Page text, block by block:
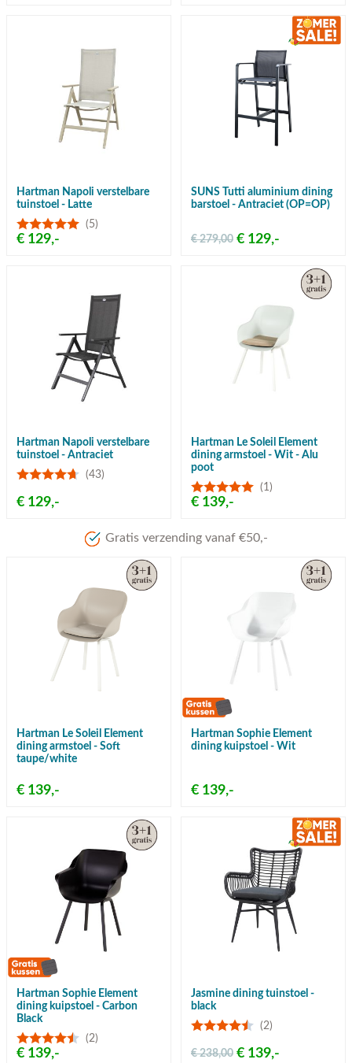
Hartman Napoli verstelbare
tuinstoel - Latte
(5)
€ 129,-
SUNS Tutti aluminium dining
barstoel - Antraciet (OP=OP)
€ 129,-
€ 279,00
Hartman Napoli verstelbare
tuinstoel - Antraciet
(43)
€ 129,-
Hartman Le Soleil Element
dining armstoel - Wit - Alu
poot
(1)
€ 139,-
Gratis verzending vanaf €50,-
Hartman Le Soleil Element
dining armstoel - Soft
taupe/white
€ 139,-
Hartman Sophie Element
dining kuipstoel - Wit
€ 139,-
Hartman Sophie Element
dining kuipstoel - Carbon
Black
(2)
€ 139,-
Jasmine dining tuinstoel -
black
(2)
€ 139,-
€ 238,00